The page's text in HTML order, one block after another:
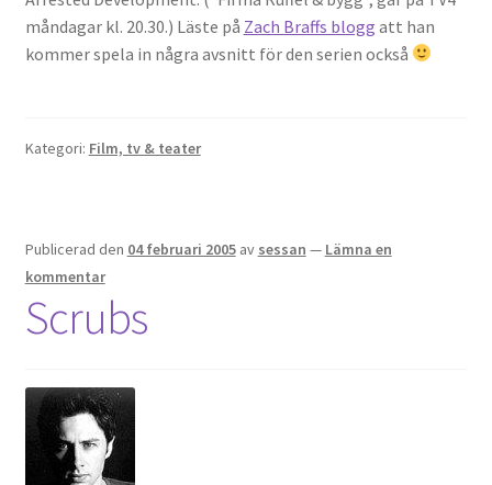
måndagar kl. 20.30.) Läste på Zach Braffs blogg att han
kommer spela in några avsnitt för den serien också
Kategori: Film, tv & teater
Publicerad den 04 februari 2005 av sessan — Lämna en
kommentar
Scrubs